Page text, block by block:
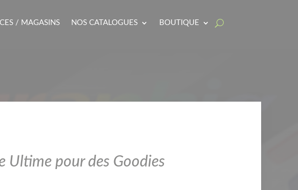
/ MAGASINS NOS CATALOGUES BOUTIQUE
Ultime pour des Goodies